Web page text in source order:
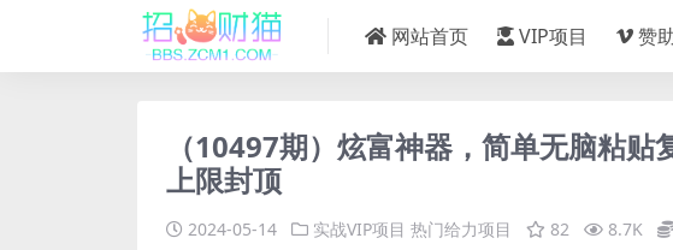
网站首页 VIP项目 赞
（10497期）炫富神器，简单无脑粘
上限封顶
2024-05-14 实战VIP项目 热门给力项目 82 8.7K